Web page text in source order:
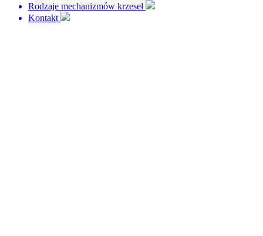
Rodzaje mechanizmów krzeseł
Kontakt